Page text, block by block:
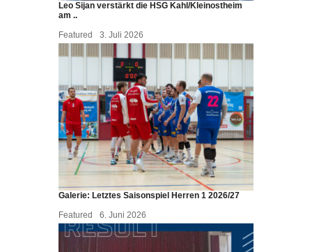
Leo Sijan verstärkt die HSG Kahl/Kleinostheim
am ..
Featured
3. Juli 2026
Galerie: Letztes Saisonspiel Herren 1 2026/27
Featured
6. Juni 2026